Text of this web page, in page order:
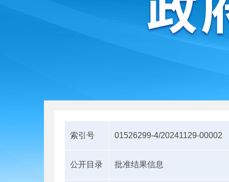
索引号 01526299-4/20241129-00002
公开目录 批准结果信息